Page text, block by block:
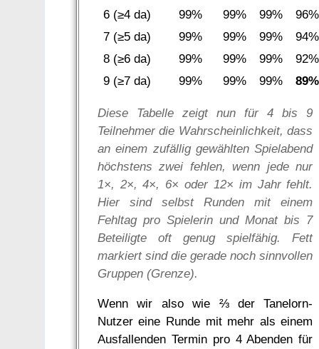
6 (≥4 da)
99% 99% 99%
96%
7 (≥5 da)
99% 99% 99%
94%
8 (≥6 da)
99% 99% 99%
92%
9 (≥7 da)
99% 99% 99% 89%
Diese Tabelle zeigt nun für 4 bis 9
Teilnehmer die Wahrscheinlichkeit, dass
an einem zufällig gewählten Spielabend
höchstens zwei fehlen, wenn jede nur
1×, 2×, 4×, 6× oder 12× im Jahr fehlt.
Hier sind selbst Runden mit einem
Fehltag pro Spielerin und Monat bis 7
Beteiligte oft genug spielfähig. Fett
markiert sind die gerade noch sinnvollen
Gruppen (Grenze).
Wenn wir also wie ⅔ der Tanelorn-
Nutzer eine Runde mit mehr als einem
Ausfallenden Termin pro 4 Abenden für